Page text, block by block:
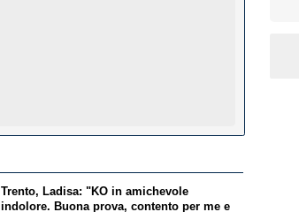
Trento, Ladisa: "KO in amichevole
indolore. Buona prova, contento per me e